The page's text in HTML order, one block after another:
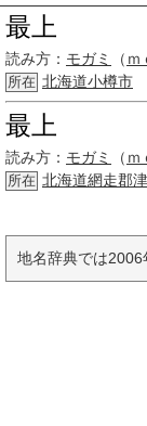
最上
読み方： モガミ （ ｍ
所在 北海道小樽市
最上
読み方： モガミ （ ｍ
所在 北海道網走郡
地名辞典では2006